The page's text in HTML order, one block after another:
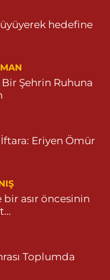
SAĞLIK OCAĞI
hedefine
Şehrin Ruhuna
İftara: Eriyen Ömür
asır öncesinin
Toplumda